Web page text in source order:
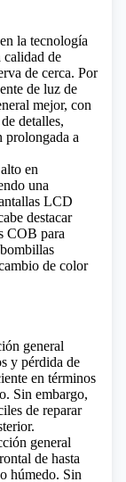
la tecnología
calidad de
de cerca. Por
de luz de
mejor, con
detalles,
prolongada a
en
una
LCD
destacar
COB para
de color
general
y pérdida de
en términos
Sin embargo,
de reparar
general
de hasta
húmedo. Sin